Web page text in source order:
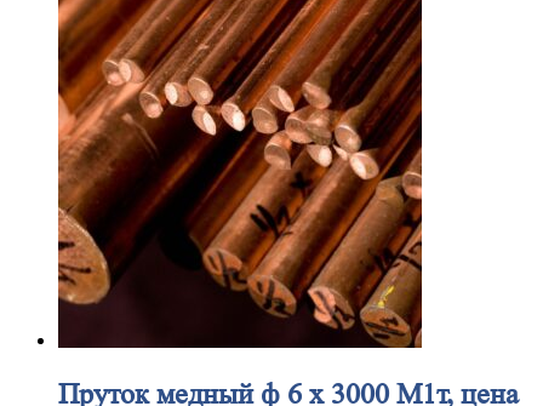
Прутокмедный ф 6 х 3000 М1т, цена